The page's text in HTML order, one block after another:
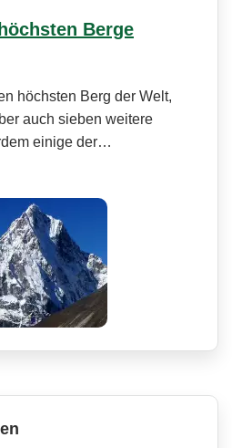
Berge
höchsten Berg der Welt,
auch sieben weitere
einige der…